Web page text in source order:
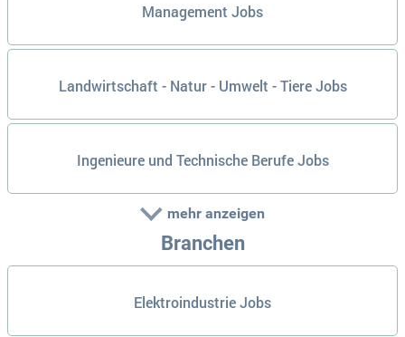
Management Jobs
Landwirtschaft - Natur - Umwelt - Tiere Jobs
Ingenieure und Technische Berufe Jobs
mehr anzeigen
Branchen
Elektroindustrie Jobs